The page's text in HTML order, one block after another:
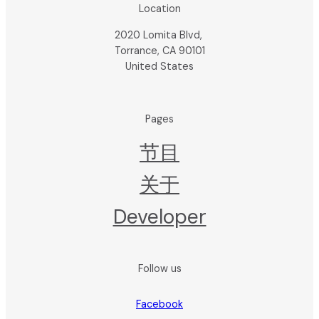
Location
2020 Lomita Blvd,
Torrance, CA 90101
United States
Pages
节目
关于
Developer
Follow us
Facebook